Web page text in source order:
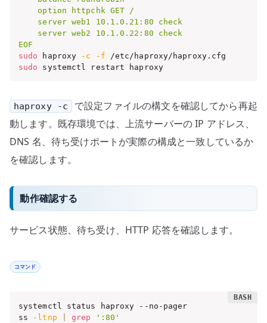
    option httpchk GET /
    server web1 10.1.0.21:80 check
    server web2 10.1.0.22:80 check
EOF
sudo haproxy -c -f
sudo systemctl restart haproxy
haproxy -c
で設定ファイルの構文を確認してから再起
動します。既存環境では、上流サーバーの IP アドレス、
DNS 名、待ち受けポートが実際の構成と一致しているか
を確認します。
動作確認する
サービス状態、待ち受け、HTTP 応答を確認します。
コマンド
systemctl status haproxy --no-pager
ss
-ltnp grep
':80'